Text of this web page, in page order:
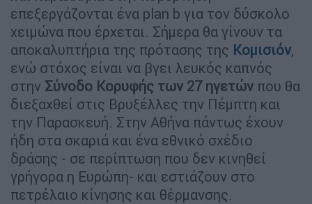
επεξεργάζονται ένα plan b για τον δύσκολο
χειμώνα που έρχεται. Σήμερα θα γίνουν τα
αποκαλυπτήρια της πρότασης της Κομισιόν,
ενώ στόχος είναι να βγει λευκός καπνός
στην Σύνοδο Κορυφής των 27 ηγετών που θα
διεξαχθεί στις Βρυξέλλες την Πέμπτη και
την Παρασκευή. Στην Αθήνα πάντως έχουν
ήδη στα σκαριά και ένα εθνικό σχέδιο
δράσης - σε περίπτωση που δεν κινηθεί
γρήγορα η Ευρώπη- και εστιάζουν στο
πετρέλαιο κίνησης και θέρμανσης.